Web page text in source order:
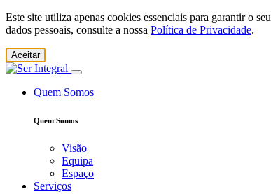
Este site utiliza apenas cookies essenciais para garantir o
dados pessoais, consulte a nossa Política de Privacidade.
Aceitar
Quem Somos
Quem Somos
Visão
Equipa
Espaço
Serviços